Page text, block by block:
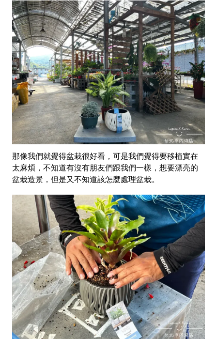
那像我們就覺得盆栽很好看，可是我們覺得要移植實在
太麻煩，不知道有沒有朋友們跟我們一樣，想要漂亮的
盆栽造景，但是又不知道該怎麼處理盆栽。